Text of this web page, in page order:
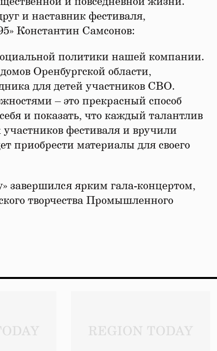
и наставник фестиваля,
Константин Самсонов:
политики нашей компании.
Оренбургской области,
для детей участников СВО.
– это прекрасный способ
и показать, что каждый талантлив
фестиваля и вручили
приобрести материалы для своего
завершился ярким гала-концертом,
творчества Промышленного